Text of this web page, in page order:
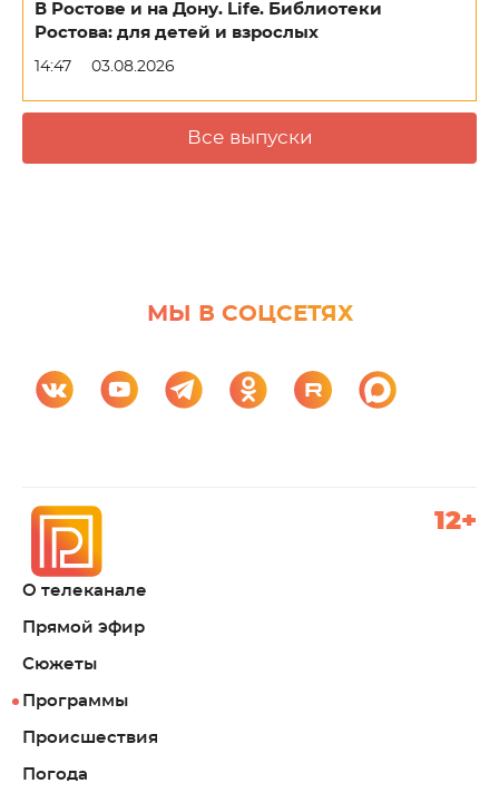
В Ростове и на Дону. Life. Библиотеки
Ростова: для детей и взрослых
14:47 03.08.2026
Все выпуски
МЫ В СОЦСЕТЯХ
О телеканале
Прямой эфир
Сюжеты
Программы
Происшествия
Погода
12+